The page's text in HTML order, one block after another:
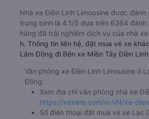
Nhà xe Điền Linh Limousine được đánh
trung bình là 4.1/5 dựa trên 6364 đánh
hàng đã trải nghiệm dịch vụ của nhà xe
h. Thông tin liên hệ, đặt mua vé xe
Lâm Đồng đi Bến xe Miền Tây Điền
Văn phòng xe Điền Linh Limousine ở
Đồng:
Xem địa chỉ văn phòng nhà xe
https://vexere.com/vi-VN/xe-
Số điện thoại đặt mua vé xe Lạc